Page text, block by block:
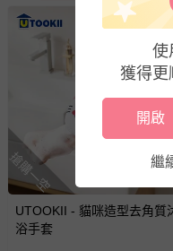
搶購一空
UTOOKII - 貓咪造型去角質
浴手套
使
獲得更
開啟
繼